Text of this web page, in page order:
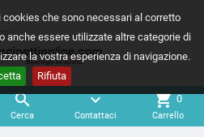
che sono necessari al corretto
anche essere utilizzate altre categorie di
la vostra esperienza di navigazione.
Rifiuta

Cerca
expand_more
Contattaci
shopping_cart 0
Carrello